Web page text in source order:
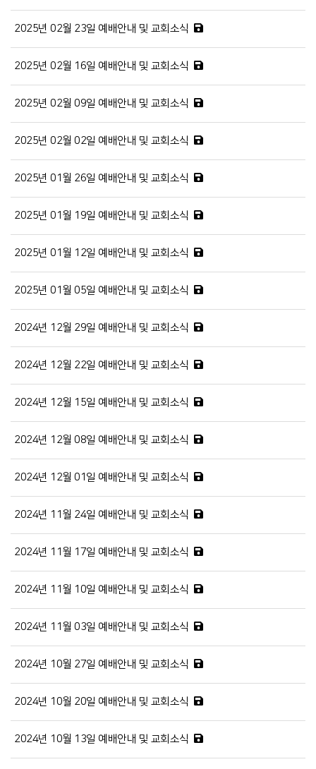
2025년 02월 23일 예배안내 및 교회소식
2025년 02월 16일 예배안내 및 교회소식
2025년 02월 09일 예배안내 및 교회소식
2025년 02월 02일 예배안내 및 교회소식
2025년 01월 26일 예배안내 및 교회소식
2025년 01월 19일 예배안내 및 교회소식
2025년 01월 12일 예배안내 및 교회소식
2025년 01월 05일 예배안내 및 교회소식
2024년 12월 29일 예배안내 및 교회소식
2024년 12월 22일 예배안내 및 교회소식
2024년 12월 15일 예배안내 및 교회소식
2024년 12월 08일 예배안내 및 교회소식
2024년 12월 01일 예배안내 및 교회소식
2024년 11월 24일 예배안내 및 교회소식
2024년 11월 17일 예배안내 및 교회소식
2024년 11월 10일 예배안내 및 교회소식
2024년 11월 03일 예배안내 및 교회소식
2024년 10월 27일 예배안내 및 교회소식
2024년 10월 20일 예배안내 및 교회소식
2024년 10월 13일 예배안내 및 교회소식